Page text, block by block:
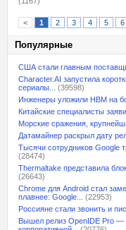
< 1 2 3 4 5 6
Популярные
США стали главным
Character.AI запустила
сериалы...
(39598)
Инженеры уложили HBM на
Китайские специалисты
Морские сражения,
Датамайнер раскрыл дату
Тысячи сотрудников Google
(28474)
Thermaltake представила блок
(26643)
Chrome для Android стал
плавнее: Google...
(22953)
Россияне стали звонить и
Вышел релиз OpenIDE Pro —